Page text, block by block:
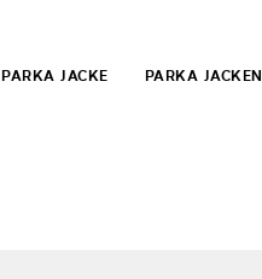
PARKA JACKE PARKA JACKEN